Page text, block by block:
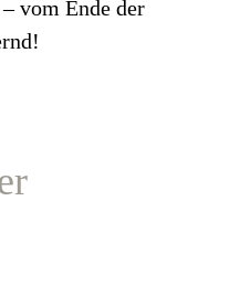
vom Ende der